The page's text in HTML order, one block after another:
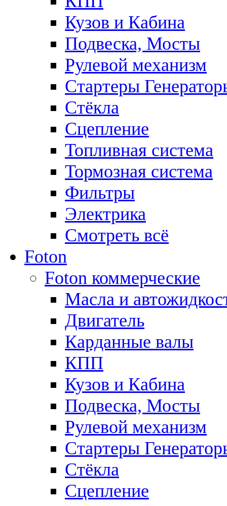
Кузов и Кабина
Подвеска, Мосты
Рулевой механизм
Стартеры
Стёкла
Сцепление
Топливная система
Тормозная система
Фильтры
Электрика
Смотреть всё
Foton
Foton коммерческие
Масла и
Двигатель
Карданные валы
КПП
Кузов и Кабина
Подвеска, Мосты
Рулевой механизм
Стартеры
Стёкла
Сцепление